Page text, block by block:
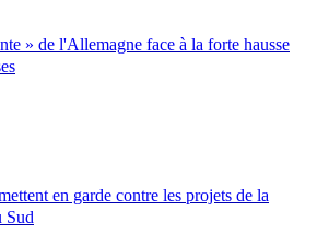
» de l'Allemagne face à la forte hausse
en garde contre les projets de la
Sud